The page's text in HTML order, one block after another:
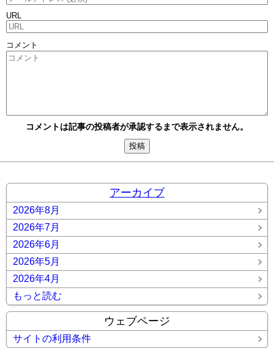
URL
コメント
コメントは記事の投稿者が承認するまで表示されません。
アーカイブ
2026年8月
2026年7月
2026年6月
2026年5月
2026年4月
もっと読む
ウェブページ
サイトの利用条件